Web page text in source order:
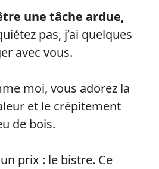
une tâche ardue,
pas, j’ai quelques
avec vous.
moi, vous adorez la
et le crépitement
de bois.
prix : le bistre. Ce